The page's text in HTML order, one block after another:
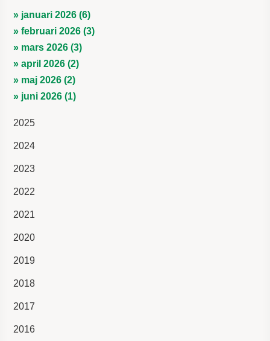
» januari 2026 (6)
» februari 2026 (3)
» mars 2026 (3)
» april 2026 (2)
» maj 2026 (2)
» juni 2026 (1)
2025
2024
2023
2022
2021
2020
2019
2018
2017
2016